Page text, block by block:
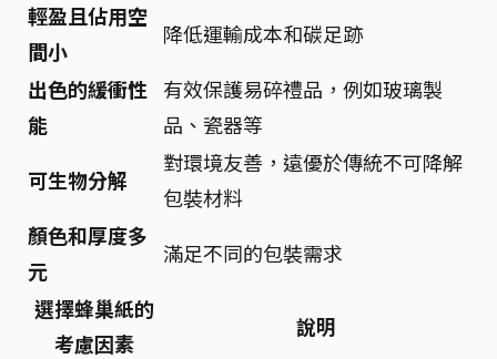
輕盈且佔用空
間小
降低運輸成本和碳足跡
出色的緩衝性
能
有效保護易碎禮品，例如玻璃製
品、瓷器等
可生物分解
對環境友善，遠優於傳統不可降解
包裝材料
顏色和厚度多
元
滿足不同的包裝需求
選擇蜂巢紙的
考慮因素
說明